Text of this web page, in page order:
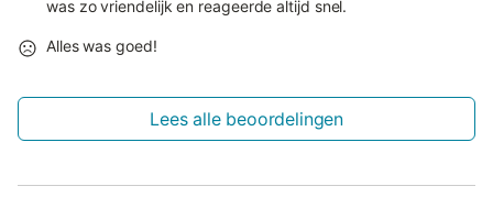
was zo vriendelijk en reageerde altijd snel.
Alles was goed!
Lees alle beoordelingen